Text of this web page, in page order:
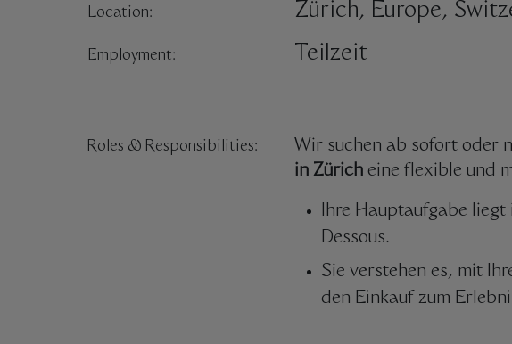
Location: Zürich, Europe,
Employment: Teilzeit
Roles & Responsibilities: Wir suchen ab sofort oder
in Zürich eine flexible und
Ihre Hauptaufgabe liegt
Dessous.
Sie verstehen es, mit
den Einkauf zum